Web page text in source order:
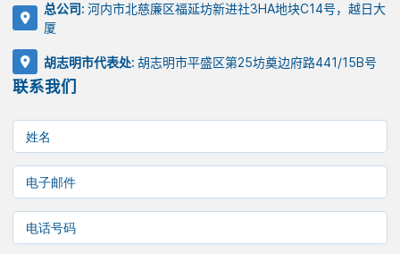
总公司: 河内市北慈廉区福延坊新进社3HA地块C14号，越日大
厦
胡志明市代表处: 胡志明市平盛区第25坊奠边府路441/15B号
联系我们